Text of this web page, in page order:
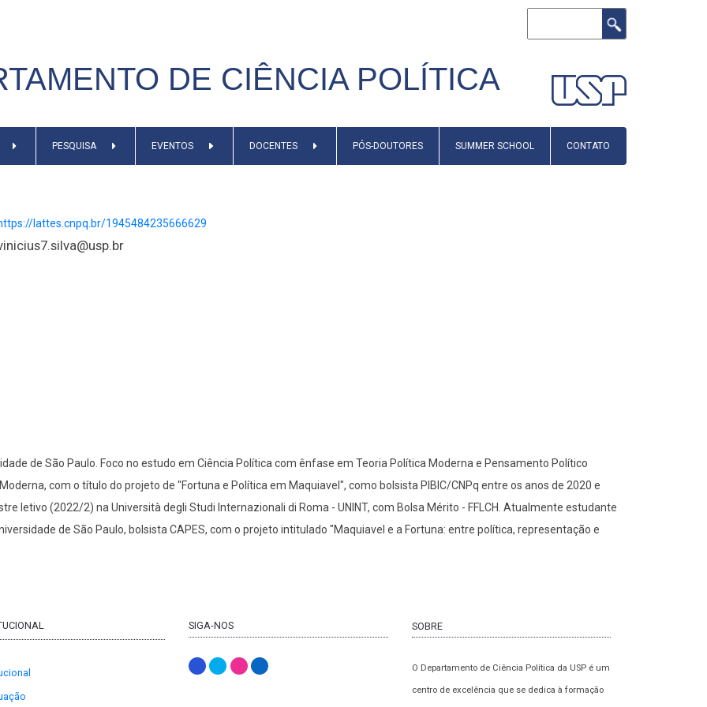
DE CIÊNCIA POLÍTICA
PESQUISA EVENTOS DOCENTES PÓS-DOUTORES SUMMER SCHOOL CONTATO
lattes.cnpq.br/1945484235666629
de São Paulo. Foco no estudo em Ciência Política com ênfase em Teoria Política Moderna e Pensamento Político
com o título do projeto de "Fortuna e Política em Maquiavel", como bolsista PIBIC/CNPq entre os anos de 2020 e
letivo (2022/2) na Università degli Studi Internazionali di Roma - UNINT, com Bolsa Mérito - FFLCH. Atualmente estudante
de São Paulo, bolsista CAPES, com o projeto intitulado "Maquiavel e a Fortuna: entre política, representação e
SIGA-NOS SOBRE
O Departamento de Ciência Política da USP é um
centro de excelência que se dedica à formação